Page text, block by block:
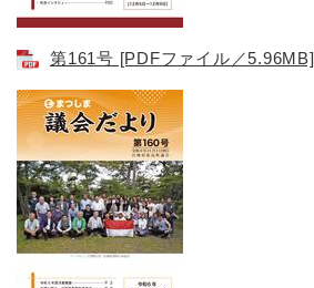
第161号 [PDFファイル／5.96MB]